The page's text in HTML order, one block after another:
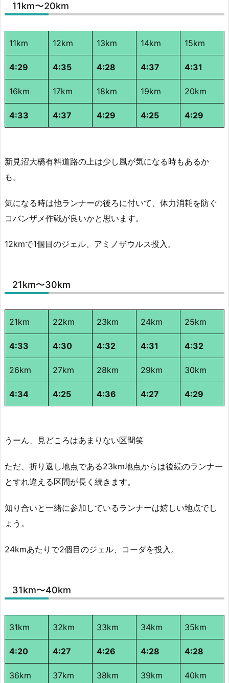
11km〜20km
11km 12km 13km 14km 15km
4:29 4:35 4:28 4:37 4:31
16km 17km 18km 19km 20km
4:33 4:37 4:29 4:25 4:29
新見沼大橋有料道路の上は少し風が気になる時もあるか
も。
気になる時は他ランナーの後ろに付いて、体力消耗を防ぐ
コバンザメ作戦が良いかと思います。
12kmで1個目のジェル、アミノザウルス投入。
21km〜30km
21km 22km 23km 24km 25km
4:33 4:30 4:32 4:31 4:32
26km 27km 28km 29km 30km
4:34 4:25 4:36 4:27 4:29
うーん、見どころはあまりない区間笑
ただ、折り返し地点である23km地点からは後続のランナー
とすれ違える区間が長く続きます。
知り合いと一緒に参加しているランナーは嬉しい地点でし
ょう。
24kmあたりで2個目のジェル、コーダを投入。
31km〜40km
31km 32km 33km 34km 35km
4:20 4:27 4:26 4:28 4:28
36km 37km 38km 39km 40km